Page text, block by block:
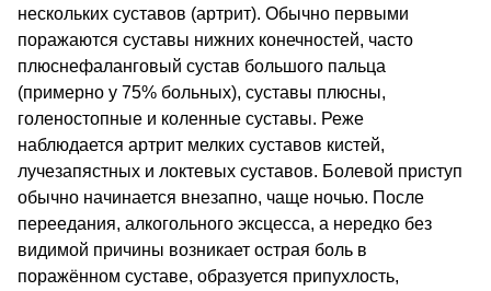
нескольких суставов (артрит). Обычно первыми
поражаются суставы нижних конечностей, часто
плюснефаланговый сустав большого пальца
(примерно у 75% больных), суставы плюсны,
голеностопные и коленные суставы. Реже
наблюдается артрит мелких суставов кистей,
лучезапястных и локтевых суставов. Болевой приступ
обычно начинается внезапно, чаще ночью. После
переедания, алкогольного эксцесса, а нередко без
видимой причины возникает острая боль в
поражённом суставе, образуется припухлость,